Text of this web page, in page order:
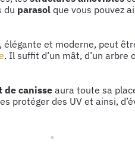
du parasol que vous pouvez
, élégante et moderne, peut
. Il suffit d’un mât, d’un arbre
de canisse aura toute sa
protéger des UV et ainsi,